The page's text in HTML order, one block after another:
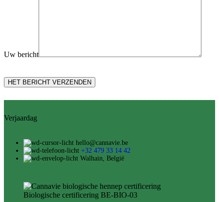
Uw bericht
Verjaardag
hello@cannavie.be
+32 479 33 14 42
Walhain, België
Biologische certificering BE-BIO-03